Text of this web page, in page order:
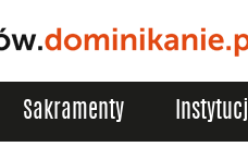
Sakramenty